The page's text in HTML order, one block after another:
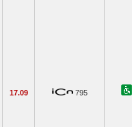
17.09 795